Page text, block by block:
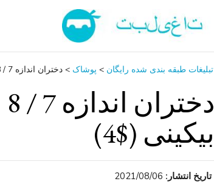
تبلیغات طبقه بندی شده رایگان > پوشاک > دختران اندازه 7 / 8 لباس شنا بیکینی ($4)
بیکینی ($4)
تاریخ انتشار: 2021/08/06